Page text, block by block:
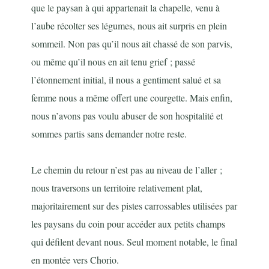
que le paysan à qui appartenait la chapelle, venu à
l’aube récolter ses légumes, nous ait surpris en plein
sommeil. Non pas qu’il nous ait chassé de son parvis,
ou même qu’il nous en ait tenu grief ; passé
l’étonnement initial, il nous a gentiment salué et sa
femme nous a même offert une courgette. Mais enfin,
nous n’avons pas voulu abuser de son hospitalité et
sommes partis sans demander notre reste.
Le chemin du retour n’est pas au niveau de l’aller ;
nous traversons un territoire relativement plat,
majoritairement sur des pistes carrossables utilisées par
les paysans du coin pour accéder aux petits champs
qui défilent devant nous. Seul moment notable, le final
en montée vers Chorio.